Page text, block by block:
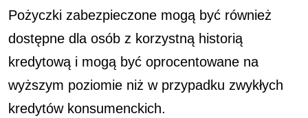
Pożyczki zabezpieczone mogą być również
dostępne dla osób z korzystną historią
kredytową i mogą być oprocentowane na
wyższym poziomie niż w przypadku zwykłych
kredytów konsumenckich.